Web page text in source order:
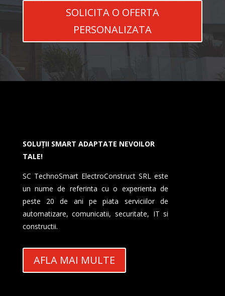
SOLICITA O OFERTA
PERSONALIZATA
SOLUȚII SMART ADAPTATE NEVOILOR
TALE!
SC TechnoSmart ElectroConstruct SRL este
un nume de referinta cu o experienta de
peste 20 de ani pe piata serviciilor de
automatizare, comunicatii, securitate, IT si
constructii.
AFLA MAI MULTE